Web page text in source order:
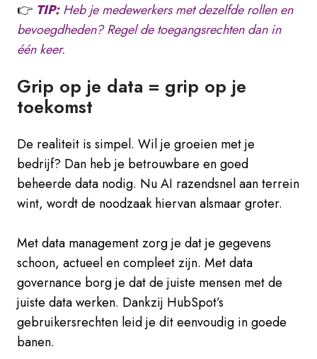
👉 TIP:Heb je medewerkers met dezelfde rollen en
bevoegdheden? Regel de toegangsrechten dan in
één keer.
Grip op je data = grip op je
toekomst
De realiteit is simpel. Wil je groeien met je
bedrijf? Dan heb je betrouwbare en goed
beheerde data nodig. Nu AI razendsnel aan terrein
wint, wordt de noodzaak hiervan alsmaar groter.
Met data management zorg je dat je gegevens
schoon, actueel en compleet zijn. Met data
governance borg je dat de juiste mensen met de
juiste data werken. Dankzij HubSpot’s
gebruikersrechten leid je dit eenvoudig in goede
banen.